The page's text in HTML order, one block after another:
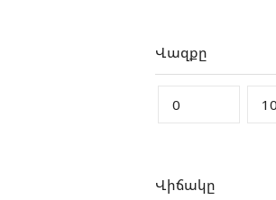
DAF
Dodge
Վազքը
Վիճակը